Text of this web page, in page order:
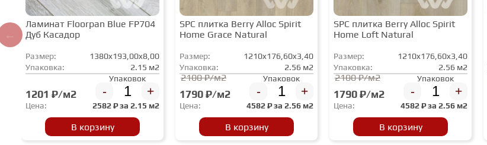
Ламинат Floorpan Blue FP704
Дуб Касадор
Размер:
1380x193,00x8,00
Упаковка:
2.15 м2
1201 ₽/м2
Упаковок
- +
Цена: 2582₽ за 2.15 м2
В корзину
SPC плитка Berry Alloc Spirit
Home Grace Natural
Размер:
1210x176,60x3,40
Упаковка:
2.56 м2
2100 ₽/м2
1790 ₽/м2
Упаковок
- +
Цена: 4582₽ за 2.56 м2
В корзину
SPC плитка Berry Alloc Spirit
Home Loft Natural
Размер:
1210x176,60x3,40
Упаковка:
2.56 м2
2100 ₽/м2
1790 ₽/м2
Упаковок
- +
Цена: 4582₽ за 2.56 м2
В корзину